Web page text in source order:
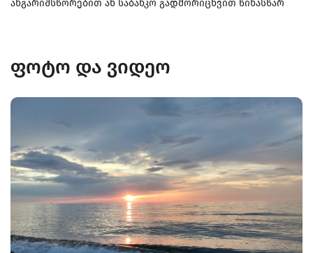
ანგარიშსწორებით ან საბანკო გადმორიცხვით წინასწარ
ფოტო და ვიდეო